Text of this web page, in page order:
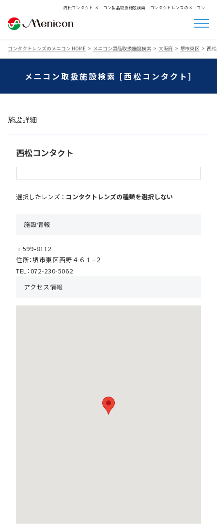
西松コンタクト メニコン製品取扱施設検索│コンタクトレンズのメニコン
コンタクトレンズのメニコン HOME メニコン製品取扱施設検索 大阪府 堺市東区 西
メニコン取扱施設検索 [西松コンタクト]
施設詳細
西松コンタクト
選択したレンズ ： コンタクトレンズの種類を選択しない
施設情報
〒599-8112
住所：堺市東区西野４６１−２
TEL：072-230-5062
アクセス情報